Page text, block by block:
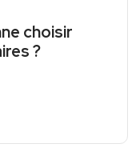
choisir
?